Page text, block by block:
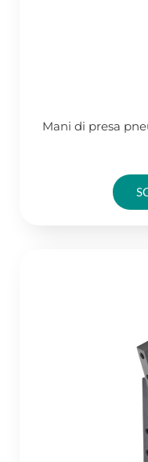
Mani di presa